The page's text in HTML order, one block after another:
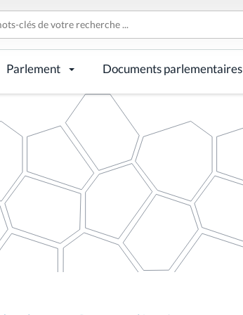
Parlement Documents parlementaires